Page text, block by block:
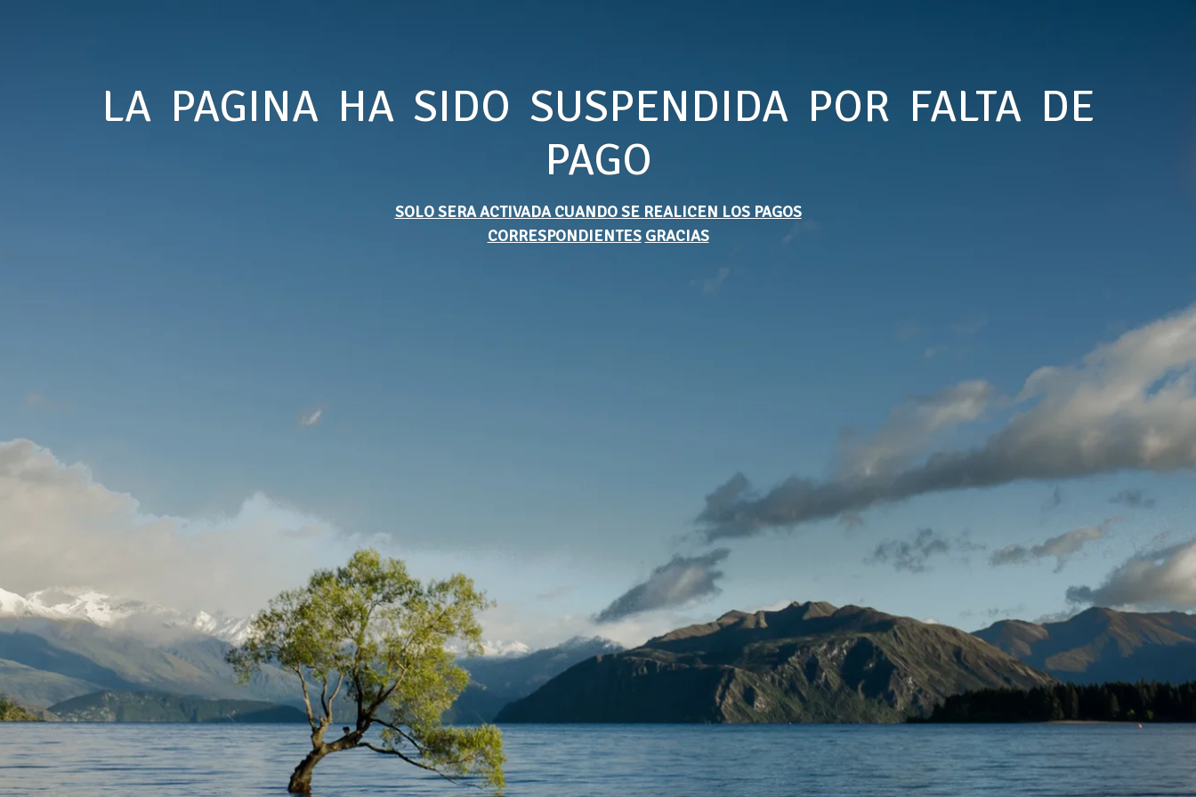
LA PAGINA HA SIDO SUSPENDIDA POR FALTA DE
PAGO
SOLO SERA ACTIVADA CUANDO SE REALICEN LOS PAGOS
CORRESPONDIENTES GRACIAS